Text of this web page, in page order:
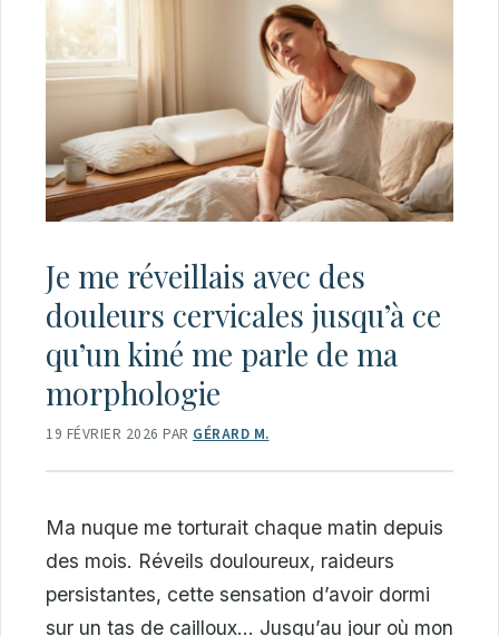
Je me réveillais avec des
douleurs cervicales jusqu’à ce
qu’un kiné me parle de ma
morphologie
19 FÉVRIER 2026 PAR GÉRARD M.
Ma nuque me torturait chaque matin depuis
des mois. Réveils douloureux, raideurs
persistantes, cette sensation d’avoir dormi
sur un tas de cailloux… Jusqu’au jour où mon